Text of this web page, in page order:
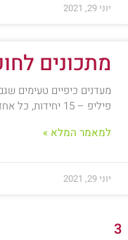
יוני 29, 2021
מתכונים
מעדנים כיפיים טעימים
פיליפ – 15 יחידות, כל אחד 40 קלוריות החומרים: חבילת ברוקולי,2
למאמר המלא »
יוני 29, 2021
3